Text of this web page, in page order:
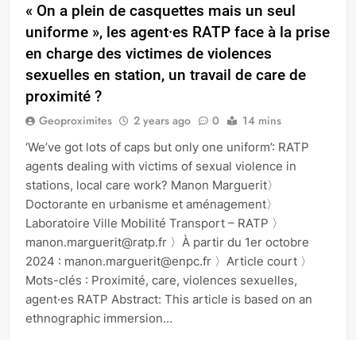
« On a plein de casquettes mais un seul
uniforme », les agent·es RATP face à la prise
en charge des victimes de violences
sexuelles en station, un travail de care de
proximité ?
Geoproximites 2 years ago 0 14 mins
‘We’ve got lots of caps but only one uniform’: RATP
agents dealing with victims of sexual violence in
stations, local care work? Manon Marguerit〉
Doctorante en urbanisme et aménagement〉
Laboratoire Ville Mobilité Transport – RATP 〉
manon.marguerit@ratp.fr 〉À partir du 1er octobre
2024 : manon.marguerit@enpc.fr 〉Article court 〉
Mots-clés : Proximité, care, violences sexuelles,
agent·es RATP Abstract: This article is based on an
ethnographic immersion…